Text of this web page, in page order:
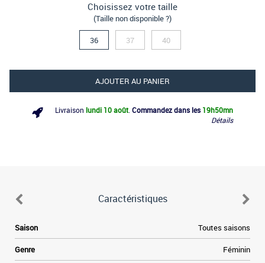
Choisissez votre taille
(Taille non disponible ?)
36 37 40
AJOUTER AU PANIER
Livraison lundi 10 août Commandez dans les 19h50mn
Détails
Caractéristiques
Saison Toutes saisons
Genre Féminin